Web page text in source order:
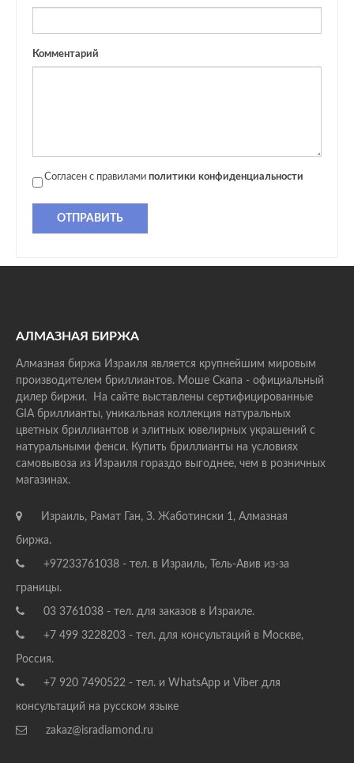
Комментарий
Согласен с правилами политики конфиденциальности
ОТПРАВИТЬ
АЛМАЗНАЯ БИРЖА
Алмазная биржа Израиля является крупнейшим мировым
производителем бриллиантов. Моше Скапа - официальный
дилер биржи. На сайте выставлены сертифицированные
GIA бриллианты, уникальная коллекция натуральных
цветных бриллиантов и элитных ювелирных украшений с
натуральными фенси. Купить бриллианты на условиях
самовывоза из Израиля гораздо выгоднее, чем в розничных
магазинах.
Израиль, Рамат Ган, З. Жаботински 1, Алмазная
биржа.
+97233761038 - тел. в Израиль, Тель-Авив из-за
границы.
03 3761038 - тел. для заказов в Израиле.
+7 499 3228203 - тел. для консультаций в Москве,
Россия.
+7 920 7490522 - тел. и WhatsApp и Viber для
консультаций на русском языке
zakaz@isradiamond.ru